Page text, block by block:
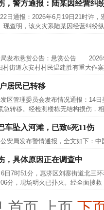
，警方通报：陆某因经营纠
通报：2026年6月19日21时许，
现查明，该火灾系陆某因经营纠纷
发布悬赏公告：悬赏公告 2026
村街道永安村村民温建胜有重大
居民已转移
管理委员会发布情况通报：14日
急转移。经检测楼栋无结构损伤，
车坠入河滩，已致6死11伤
局发布警情通报，全文如下：中
，具体原因正在调查中
7时51分，惠济区刘寨街道北三环
分，现场明火已扑灭。经全面搜